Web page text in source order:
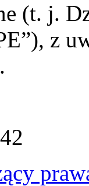
(t. j.
z